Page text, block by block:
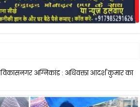
विकासनगर अग्निकांड : अधिवक्ता आदर्श कुमार का